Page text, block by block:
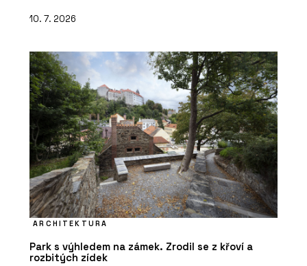
10. 7. 2026
ARCHITEKTURA
Park s výhledem na zámek. Zrodil se z křoví a
rozbitých zídek